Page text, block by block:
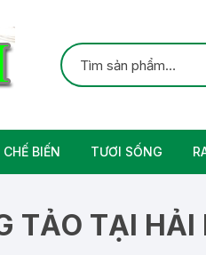
Trung
CHẾ BIẾN TƯƠI SỐNG
Thịt bò tươi sạch
TẢO TẠI HẢI